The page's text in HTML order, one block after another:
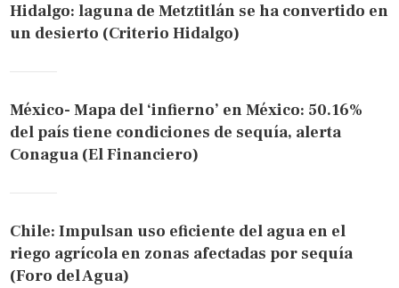
Hidalgo: laguna de Metztitlán se ha convertido en
un desierto (Criterio Hidalgo)
México- Mapa del ‘infierno’ en México: 50.16%
del país tiene condiciones de sequía, alerta
Conagua (El Financiero)
Chile: Impulsan uso eficiente del agua en el
riego agrícola en zonas afectadas por sequía
(Foro del Agua)